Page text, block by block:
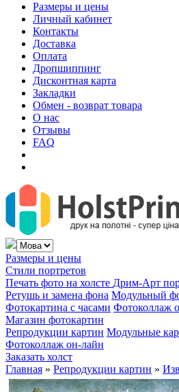
Размеры и цены
Личный кабинет
Контакты
Доставка
Оплата
Дропшиппинг
Дисконтная карта
Закладки
Обмен - возврат товара
О нас
Отзывы
FAQ
Размеры и цены
Стили портретов
Печать фото на холсте Дрим-Арт
Ретушь и замена фона Модульный
Фотокартина с часами Фотоколлаж
Магазин фотокартин
Репродукции картин Модульные
Фотоколлаж он-лайн
Заказать холст
Главная » Репродукции картин »